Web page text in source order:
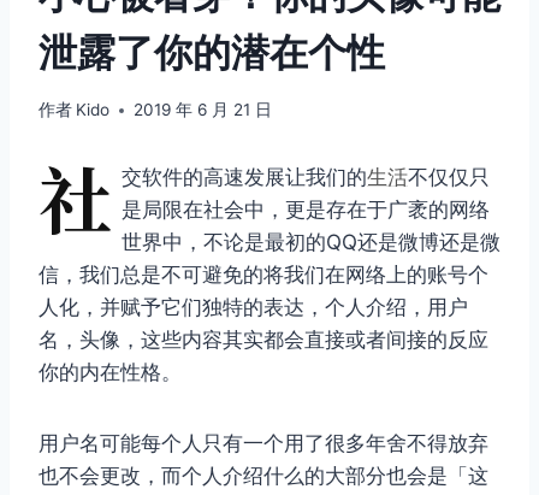
泄露了你的潜在个性
作者 Kido 2019 年 6 月 21 日
社 交软件的高速发展让我们的生活不仅仅只
是局限在社会中，更是存在于广袤的网络
世界中，不论是最初的QQ还是微博还是微
信，我们总是不可避免的将我们在网络上的账号个
人化，并赋予它们独特的表达，个人介绍，用户
名，头像，这些内容其实都会直接或者间接的反应
你的内在性格。
用户名可能每个人只有一个用了很多年舍不得放弃
也不会更改，而个人介绍什么的大部分也会是「这